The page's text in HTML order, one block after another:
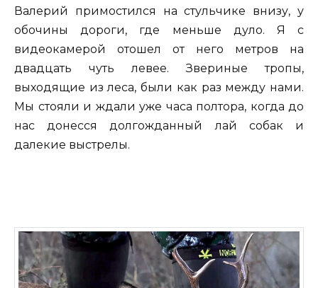
Валерий примостился на стульчике внизу, у
обочины дороги, где меньше дуло. Я с
видеокамерой отошел от него метров на
двадцать чуть левее. Звериные тропы,
выходящие из леса, были как раз между нами.
Мы стояли и ждали уже часа полтора, когда до
нас донесся долгожданный лай собак и
далекие выстрелы.